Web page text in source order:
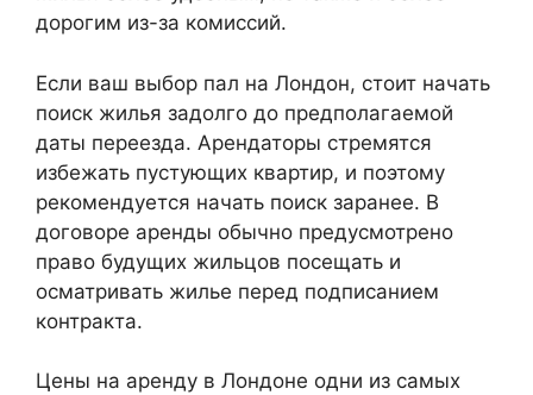
дорогим из-за комиссий.
Если ваш выбор пал на Лондон, стоит начать
поиск жилья задолго до предполагаемой
даты переезда. Арендаторы стремятся
избежать пустующих квартир, и поэтому
рекомендуется начать поиск заранее. В
договоре аренды обычно предусмотрено
право будущих жильцов посещать и
осматривать жилье перед подписанием
контракта.
Цены на аренду в Лондоне одни из самых